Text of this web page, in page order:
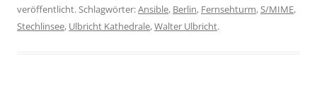
veröffentlicht. Schlagwörter:Ansible, Berlin, Fernsehturm,S/MIME,
Stechlinsee, Ulbricht Kathedrale,Walter Ulbricht.